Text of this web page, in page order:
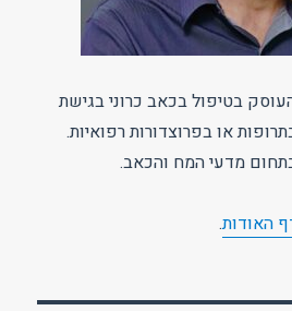
בטיפול בכאב כרוני בגישת
או בפרוצדורות רפואיות.
מדעי המח והכאב.
האודות.